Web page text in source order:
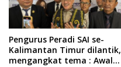
Pengurus Peradi SAI se-
Kalimantan Timur dilantik,
mengangkat tema : Awal